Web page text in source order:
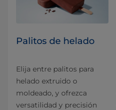
Palitos de helado
Elija entre palitos para
helado extruido o
moldeado, y ofrezca
versatilidad y precisión